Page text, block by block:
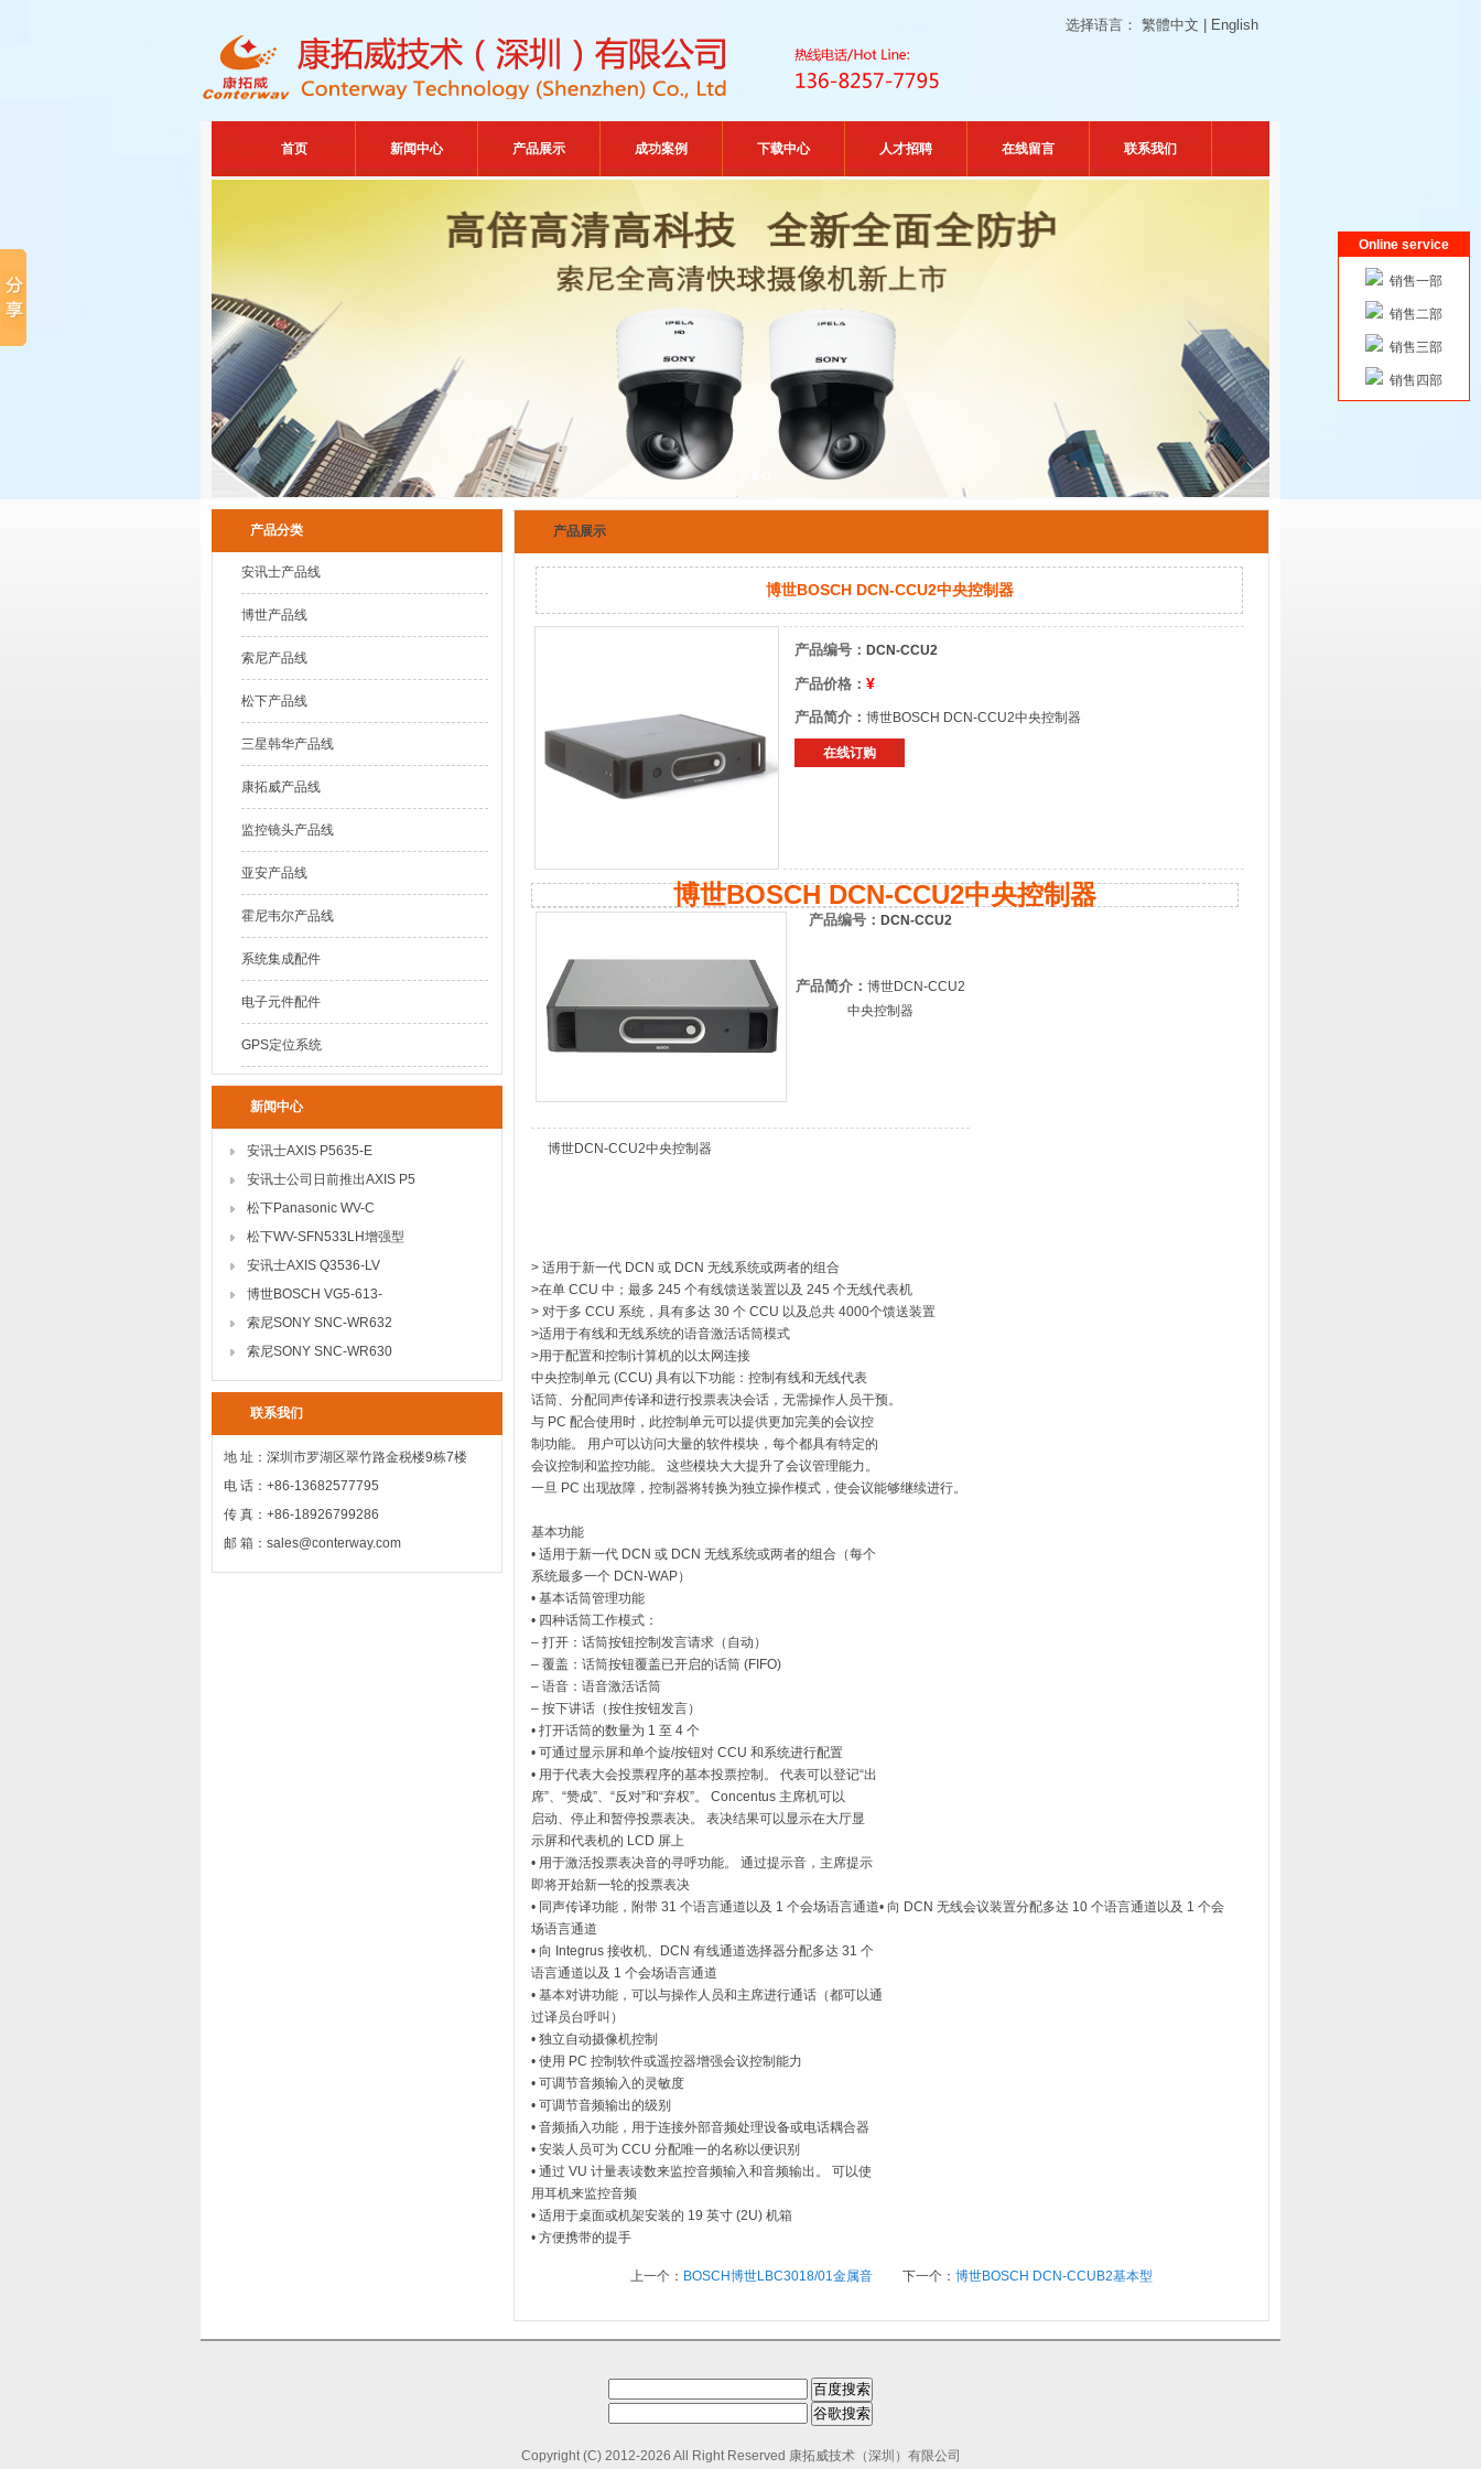
选择语言： 繁體中文 English
首页 新闻中心 产品展示 成功案例 下载中心 人才招聘 在线留言 联系我们
产品分类
安讯士产品线
博世产品线
索尼产品线
松下产品线
三星韩华产品线
康拓威产品线
监控镜头产品线
亚安产品线
霍尼韦尔产品线
系统集成配件
电子元件配件
GPS定位系统
新闻中心
安讯士AXIS P5635-E
安讯士公司日前推出AXIS P5
松下Panasonic WV-C
松下WV-SFN533LH增强型
安讯士AXIS Q3536-LV
博世BOSCH VG5-613-
索尼SONY SNC-WR632
索尼SONY SNC-WR630
联系我们
地 址：深圳市罗湖区翠竹路金税楼9栋7楼
电 话：+86-13682577795
传 真：+86-18926799286
邮 箱：sales@conterway.com
产品展示
博世BOSCH DCN-CCU2中央控制器
产品编号： DCN-CCU2
产品价格： ¥
产品简介： 博世BOSCH DCN-CCU2中央控制器
在线订购
博世BOSCH DCN-CCU2中央控制器
产品编号： DCN-CCU2
产品简介： 博世DCN-CCU2
中央控制器
博世DCN-CCU2中央控制器
> 适用于新一代 DCN 或 DCN 无线系统或两者的组合
>在单 CCU 中；最多 245 个有线馈送装置以及 245 个无线代表机
> 对于多 CCU 系统，具有多达 30 个 CCU 以及总共 4000个馈送装置
>适用于有线和无线系统的语音激活话筒模式
>用于配置和控制计算机的以太网连接
中央控制单元 (CCU) 具有以下功能：控制有线和无线代表
话筒、分配同声传译和进行投票表决会话，无需操作人员干预。
与 PC 配合使用时，此控制单元可以提供更加完美的会议控
制功能。 用户可以访问大量的软件模块，每个都具有特定的
会议控制和监控功能。 这些模块大大提升了会议管理能力。
一旦 PC 出现故障，控制器将转换为独立操作模式，使会议能够继续进行。
基本功能
• 适用于新一代 DCN 或 DCN 无线系统或两者的组合（每个
系统最多一个 DCN‑WAP）
• 基本话筒管理功能
• 四种话筒工作模式：
– 打开：话筒按钮控制发言请求（自动）
– 覆盖：话筒按钮覆盖已开启的话筒 (FIFO)
– 语音：语音激活话筒
– 按下讲话（按住按钮发言）
• 打开话筒的数量为 1 至 4 个
• 可通过显示屏和单个旋/按钮对 CCU 和系统进行配置
• 用于代表大会投票程序的基本投票控制。 代表可以登记“出
席”、“赞成”、“反对”和“弃权”。 Concentus 主席机可以
启动、停止和暂停投票表决。 表决结果可以显示在大厅显
示屏和代表机的 LCD 屏上
• 用于激活投票表决音的寻呼功能。 通过提示音，主席提示
即将开始新一轮的投票表决
• 同声传译功能，附带 31 个语言通道以及 1 个会场语言通道• 向 DCN 无线会议装置分配多达 10 个语言通道以及 1 个会
场语言通道
• 向 Integrus 接收机、DCN 有线通道选择器分配多达 31 个
语言通道以及 1 个会场语言通道
• 基本对讲功能，可以与操作人员和主席进行通话（都可以通
过译员台呼叫）
• 独立自动摄像机控制
• 使用 PC 控制软件或遥控器增强会议控制能力
• 可调节音频输入的灵敏度
• 可调节音频输出的级别
• 音频插入功能，用于连接外部音频处理设备或电话耦合器
• 安装人员可为 CCU 分配唯一的名称以便识别
• 通过 VU 计量表读数来监控音频输入和音频输出。 可以使
用耳机来监控音频
• 适用于桌面或机架安装的 19 英寸 (2U) 机箱
• 方便携带的提手
上一个： BOSCH博世LBC3018/01金属音 下一个： 博世BOSCH DCN-CCUB2基本型
Copyright (C) 2012-2026 All Right Reserved 康拓威技术（深圳）有限公司
Online service
销售一部
销售二部
销售三部
销售四部